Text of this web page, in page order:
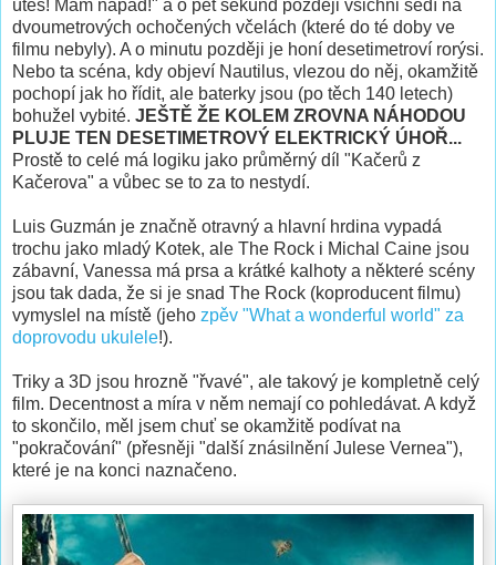
útes! Mám nápad!" a o pět sekund později všichni sedí na
dvoumetrových ochočených včelách (které do té doby ve
filmu nebyly). A o minutu později je honí desetimetroví rorýsi.
Nebo ta scéna, kdy objeví Nautilus, vlezou do něj, okamžitě
pochopí jak ho řídit, ale baterky jsou (po těch 140 letech)
bohužel vybité. JEŠTĚ ŽE KOLEM ZROVNA NÁHODOU
PLUJE TEN DESETIMETROVÝ ELEKTRICKÝ ÚHOŘ...
Prostě to celé má logiku jako průměrný díl "Kačerů z
Kačerova" a vůbec se to za to nestydí.
Luis Guzmán je značně otravný a hlavní hrdina vypadá
trochu jako mladý Kotek, ale The Rock i Michal Caine jsou
zábavní, Vanessa má prsa a krátké kalhoty a některé scény
jsou tak dada, že si je snad The Rock (koproducent filmu)
vymyslel na místě (jeho zpěv "What a wonderful world" za
doprovodu ukulele!).
Triky a 3D jsou hrozně "řvavé", ale takový je kompletně celý
film. Decentnost a míra v něm nemají co pohledávat. A když
to skončilo, měl jsem chuť se okamžitě podívat na
"pokračování" (přesněji "další znásilnění Julese Vernea"),
které je na konci naznačeno.